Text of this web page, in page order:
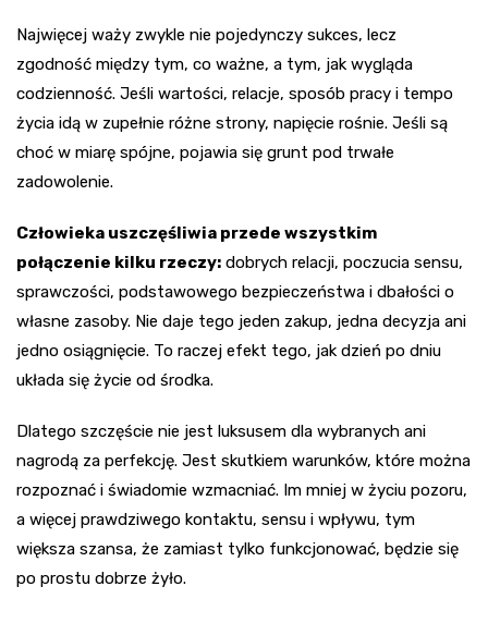
Najwięcej waży zwykle nie pojedynczy sukces, lecz
zgodność między tym, co ważne, a tym, jak wygląda
codzienność. Jeśli wartości, relacje, sposób pracy i tempo
życia idą w zupełnie różne strony, napięcie rośnie. Jeśli są
choć w miarę spójne, pojawia się grunt pod trwałe
zadowolenie.
Człowieka uszczęśliwia przede wszystkim
połączenie kilku rzeczy: dobrych relacji, poczucia sensu,
sprawczości, podstawowego bezpieczeństwa i dbałości o
własne zasoby. Nie daje tego jeden zakup, jedna decyzja ani
jedno osiągnięcie. To raczej efekt tego, jak dzień po dniu
układa się życie od środka.
Dlatego szczęście nie jest luksusem dla wybranych ani
nagrodą za perfekcję. Jest skutkiem warunków, które można
rozpoznać i świadomie wzmacniać. Im mniej w życiu pozoru,
a więcej prawdziwego kontaktu, sensu i wpływu, tym
większa szansa, że zamiast tylko funkcjonować, będzie się
po prostu dobrze żyło.